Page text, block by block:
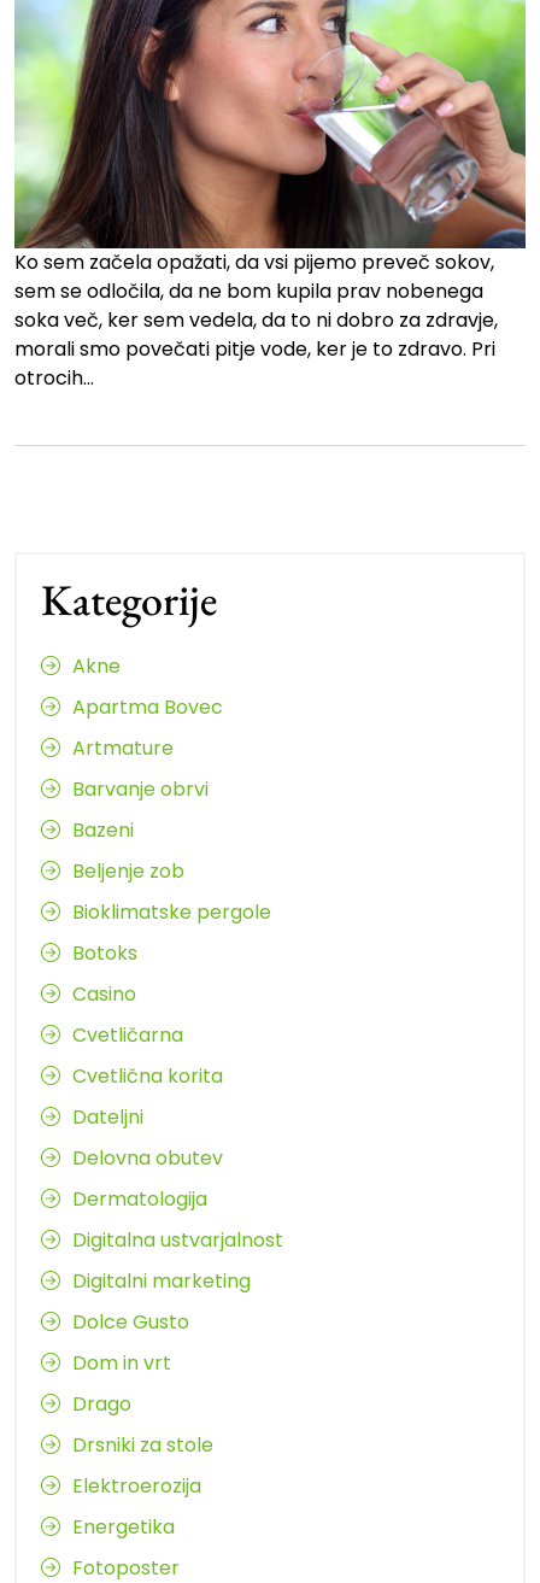
Ko sem začela opažati, da vsi pijemo preveč sokov,
sem se odločila, da ne bom kupila prav nobenega
soka več, ker sem vedela, da to ni dobro za zdravje,
morali smo povečati pitje vode, ker je to zdravo. Pri
otrocih…
Kategorije
Akne
Apartma Bovec
Artmature
Barvanje obrvi
Bazeni
Beljenje zob
Bioklimatske pergole
Botoks
Casino
Cvetličarna
Cvetlična korita
Dateljni
Delovna obutev
Dermatologija
Digitalna ustvarjalnost
Digitalni marketing
Dolce Gusto
Dom in vrt
Drago
Drsniki za stole
Elektroerozija
Energetika
Fotoposter